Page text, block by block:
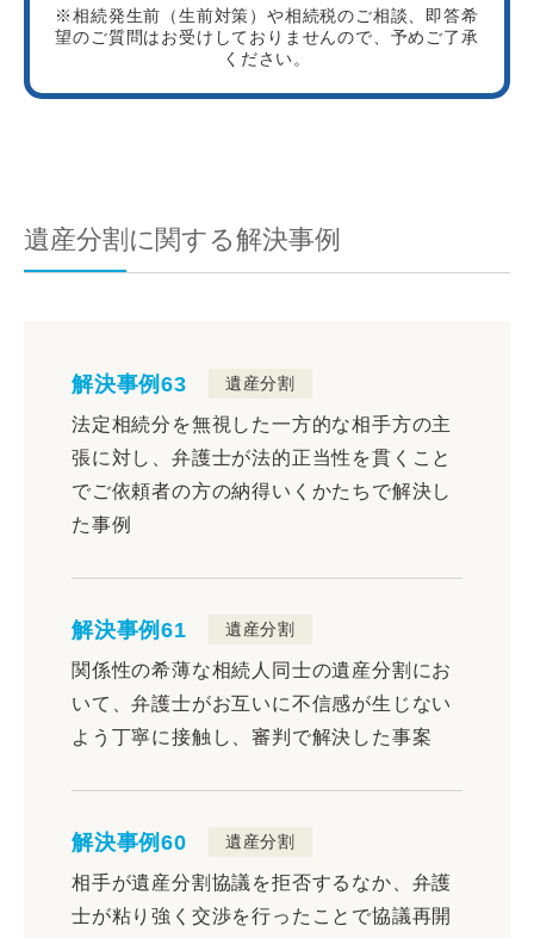
※相続発生前（生前対策）や相続税のご相談、即答希
望のご質問はお受けしておりませんので、予めご了承
ください。
遺産分割に関する解決事例
解決事例63 遺産分割
法定相続分を無視した一方的な相手方の主
張に対し、弁護士が法的正当性を貫くこと
でご依頼者の方の納得いくかたちで解決し
た事例
解決事例61 遺産分割
関係性の希薄な相続人同士の遺産分割にお
いて、弁護士がお互いに不信感が生じない
よう丁寧に接触し、審判で解決した事案
解決事例60 遺産分割
相手が遺産分割協議を拒否するなか、弁護
士が粘り強く交渉を行ったことで協議再開